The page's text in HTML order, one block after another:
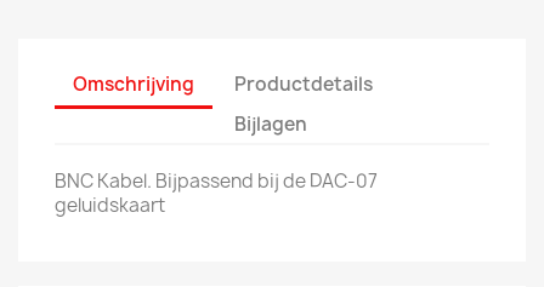
Omschrijving
Productdetails
Bijlagen
BNC Kabel. Bijpassend bij de DAC-07
geluidskaart